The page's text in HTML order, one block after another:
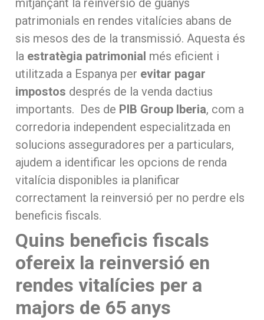
mitjançant la reinversió de guanys
patrimonials en rendes vitalícies abans de
sis mesos des de la transmissió. Aquesta és
la estratègia patrimonial més eficient i
utilitzada a Espanya per evitar pagar
impostos després de la venda dactius
importants. Des de PIB Group Iberia, com a
corredoria independent especialitzada en
solucions asseguradores per a particulars,
ajudem a identificar les opcions de renda
vitalícia disponibles ia planificar
correctament la reinversió per no perdre els
beneficis fiscals.
Quins beneficis fiscals
ofereix la reinversió en
rendes vitalícies per a
majors de 65 anys